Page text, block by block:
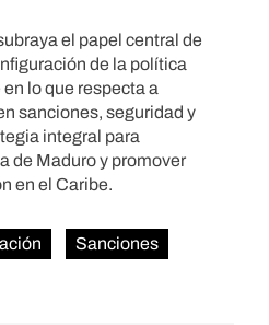
el papel central de
de la política
lo que respecta a
sanciones, seguridad y
integral para
de Maduro y promover
en el Caribe.
Sanciones